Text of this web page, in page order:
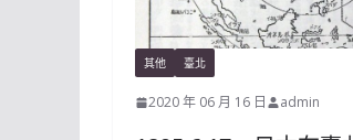
其他 臺北
2020 年 06 月 16 日 admin